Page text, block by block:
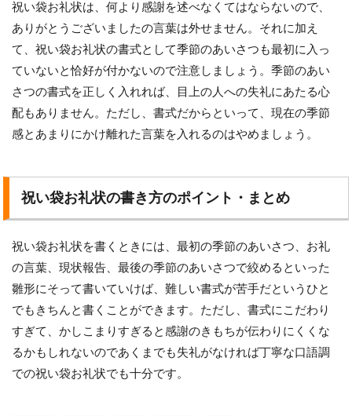
祝い袋お礼状は、何より感謝を述べなくてはならないので、
ありがとうございましたの言葉は外せません。それに加え
て、祝い袋お礼状の書式として季節のあいさつも最初に入っ
ていないと恰好が付かないので注意しましょう。季節のあい
さつの書式を正しく入れれば、目上の人への失礼にあたる心
配もありません。ただし、書式だからといって、現在の季節
感とあまりにかけ離れた言葉を入れるのはやめましょう。
祝い袋お礼状の書き方のポイント・まとめ
祝い袋お礼状を書くときには、最初の季節のあいさつ、お礼
の言葉、現状報告、最後の季節のあいさつで絞めるといった
雛形にそって書いていけば、難しい書式が苦手だというひと
でもきちんと書くことができます。ただし、書式にこだわり
すぎて、かしこまりすぎると感謝のきもちが伝わりにくくな
るかもしれないのであくまでも失礼がなければ丁寧な口語調
での祝い袋お礼状でも十分です。